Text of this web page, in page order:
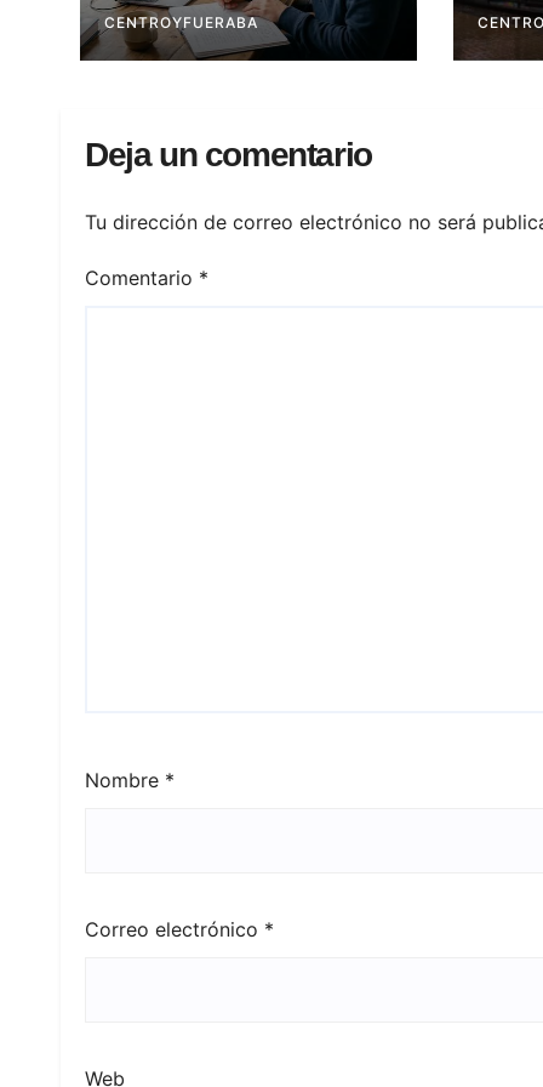
CENTROYFUERABA
Deja un comentario
Tu dirección de correo electrónico no será
Comentario *
Nombre *
Correo electrónico *
Web